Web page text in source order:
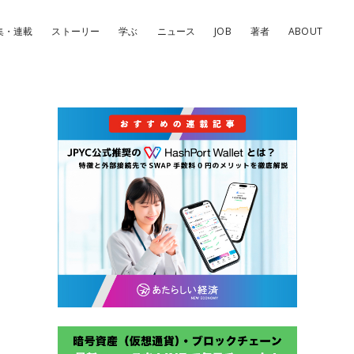
・連載 ストーリー 学ぶ ニュース JOB 著者 ABOUT